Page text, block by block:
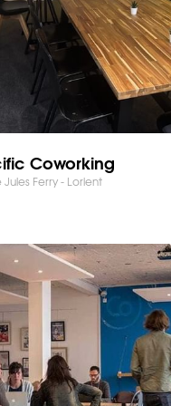
Coworking
Ferry - Lorient